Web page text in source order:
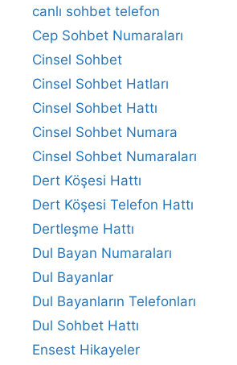
canlı sohbet telefon
Cep Sohbet Numaraları
Cinsel Sohbet
Cinsel Sohbet Hatları
Cinsel Sohbet Hattı
Cinsel Sohbet Numara
Cinsel Sohbet Numaraları
Dert Köşesi Hattı
Dert Köşesi Telefon Hattı
Dertleşme Hattı
Dul Bayan Numaraları
Dul Bayanlar
Dul Bayanların Telefonları
Dul Sohbet Hattı
Ensest Hikayeler